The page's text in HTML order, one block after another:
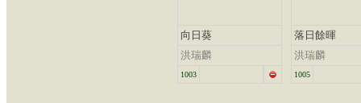
向日葵
洪瑞麟
1003
落日餘暉
洪瑞麟
1005